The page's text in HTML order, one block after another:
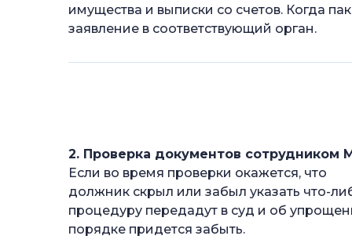
имущества и выписки со счетов. Когда
заявление в соответствующий орган.
2. Проверка документов сотрудником
Если во время проверки окажется, что
должник скрыл или забыл указать что-
процедуру передадут в суд и об
порядке придется забыть.